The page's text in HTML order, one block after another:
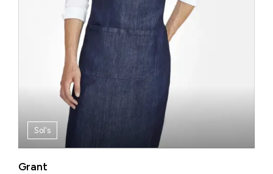
Sol's
Grant